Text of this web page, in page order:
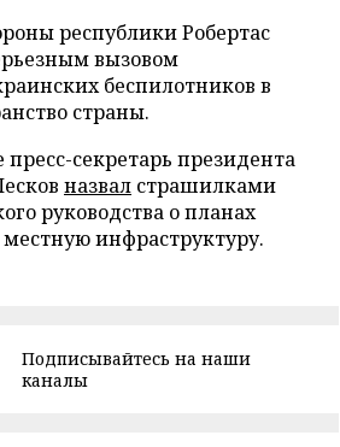
республики Робертас
вызовом
беспилотников в
страны.
секретарь президента
назвал страшилками
руководства о планах
инфраструктуру.
Подписывайтесь на наши
каналы